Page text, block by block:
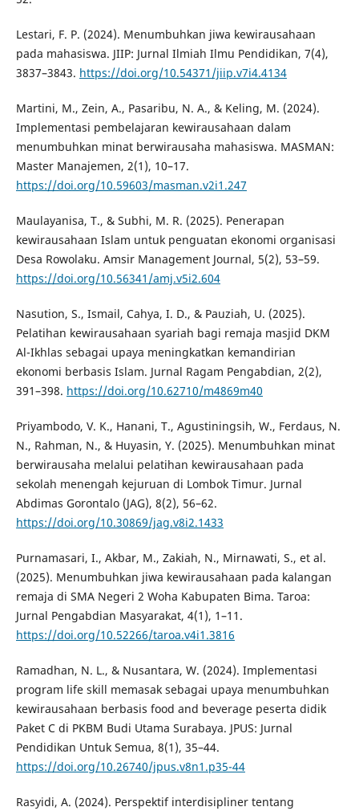
Lestari, F. P. (2024). Menumbuhkan jiwa kewirausahaan
pada mahasiswa. JIIP: Jurnal Ilmiah Ilmu Pendidikan, 7(4),
3837–3843. https://doi.org/10.54371/jiip.v7i4.4134
Martini, M., Zein, A., Pasaribu, N. A., & Keling, M. (2024).
Implementasi pembelajaran kewirausahaan dalam
menumbuhkan minat berwirausaha mahasiswa. MASMAN:
Master Manajemen, 2(1), 10–17.
https://doi.org/10.59603/masman.v2i1.247
Maulayanisa, T., & Subhi, M. R. (2025). Penerapan
kewirausahaan Islam untuk penguatan ekonomi organisasi
Desa Rowolaku. Amsir Management Journal, 5(2), 53–59.
https://doi.org/10.56341/amj.v5i2.604
Nasution, S., Ismail, Cahya, I. D., & Pauziah, U. (2025).
Pelatihan kewirausahaan syariah bagi remaja masjid DKM
Al-Ikhlas sebagai upaya meningkatkan kemandirian
ekonomi berbasis Islam. Jurnal Ragam Pengabdian, 2(2),
391–398. https://doi.org/10.62710/m4869m40
Priyambodo, V. K., Hanani, T., Agustiningsih, W., Ferdaus, N.
N., Rahman, N., & Huyasin, Y. (2025). Menumbuhkan minat
berwirausaha melalui pelatihan kewirausahaan pada
sekolah menengah kejuruan di Lombok Timur. Jurnal
Abdimas Gorontalo (JAG), 8(2), 56–62.
https://doi.org/10.30869/jag.v8i2.1433
Purnamasari, I., Akbar, M., Zakiah, N., Mirnawati, S., et al.
(2025). Menumbuhkan jiwa kewirausahaan pada kalangan
remaja di SMA Negeri 2 Woha Kabupaten Bima. Taroa:
Jurnal Pengabdian Masyarakat, 4(1), 1–11.
https://doi.org/10.52266/taroa.v4i1.3816
Ramadhan, N. L., & Nusantara, W. (2024). Implementasi
program life skill memasak sebagai upaya menumbuhkan
kewirausahaan berbasis food and beverage peserta didik
Paket C di PKBM Budi Utama Surabaya. JPUS: Jurnal
Pendidikan Untuk Semua, 8(1), 35–44.
https://doi.org/10.26740/jpus.v8n1.p35-44
Rasyidi, A. (2024). Perspektif interdisipliner tentang